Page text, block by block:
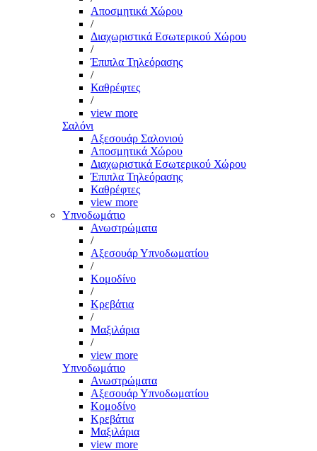
Αποσμητικά Χώρου
/
Διαχωριστικά Εσωτερικού Χώρου
/
Έπιπλα Τηλεόρασης
/
Καθρέφτες
/
view more
Σαλόνι
Αξεσουάρ Σαλονιού
Αποσμητικά Χώρου
Διαχωριστικά Εσωτερικού Χώρου
Έπιπλα Τηλεόρασης
Καθρέφτες
view more
Υπνοδωμάτιο
Ανωστρώματα
/
Αξεσουάρ Υπνοδωματίου
/
Κομοδίνο
/
Κρεβάτια
/
Μαξιλάρια
/
view more
Υπνοδωμάτιο
Ανωστρώματα
Αξεσουάρ Υπνοδωματίου
Κομοδίνο
Κρεβάτια
Μαξιλάρια
view more